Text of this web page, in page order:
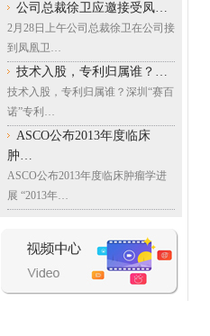
公司总裁徐卫应邀接受凤…
2月28日上午公司总裁徐卫在公司接
到凤凰卫…
技术入股，专利归属谁？…
技术入股，专利归属谁？深圳“赛百
诺”专利…
ASCO公布2013年度临床
肿…
ASCO公布2013年度临床肿瘤学进
展 “2013年…